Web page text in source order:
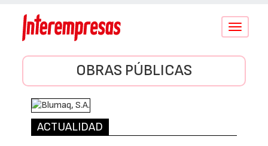
Conmutar
OBRAS PÚBLICAS
ACTUALIDAD